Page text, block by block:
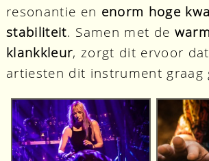
resonantie en enorm hoge
stabiliteit. Samen met de
klankkleur, zorgt dit ervoor
artiesten dit instrument graag